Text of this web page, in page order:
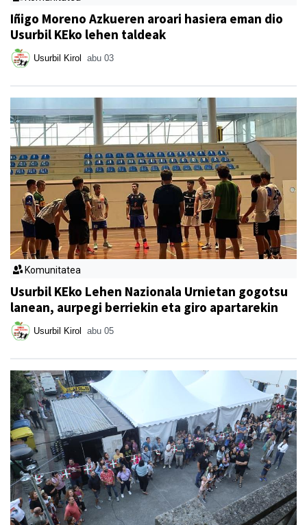
Iñigo Moreno Azkueren aroari hasiera eman dio
Usurbil KEko lehen taldeak
Usurbil Kirol abu 03
Komunitatea
Usurbil KEko Lehen Nazionala Urnietan gogotsu
lanean, aurpegi berriekin eta giro apartarekin
Usurbil Kirol abu 05